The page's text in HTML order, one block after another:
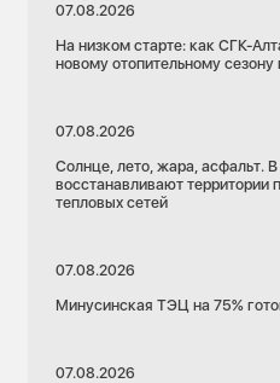
07.08.2026
На низком старте: как СГК-
новому отопительному сезону
07.08.2026
Солнце, лето, жара, асфальт.
восстанавливают территории
тепловых сетей
07.08.2026
Минусинская ТЭЦ на 75%
07.08.2026